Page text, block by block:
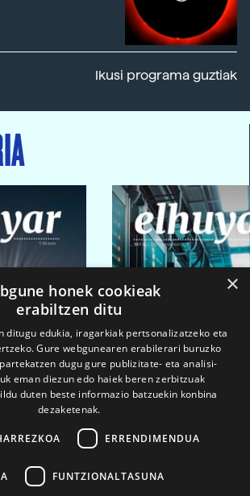
Ikusi programa guztiak
2026ko mar. 1a
×
honek cookieak
erabiltzen ditu
ditugu edukia, iragarkiak pertsonalizatzeko eta
Gure webgunearen erabilerari buruzko
dugu gure publizitate- eta analisi-
eman diezun edo haiek beren zerbitzuak
duten beste informazio batzuekin konbina
dezaketenak.
ERRENDIMENDUA
FUNTZIONALTASUNA